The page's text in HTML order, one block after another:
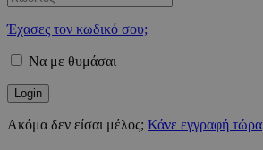
Έχασες τον κωδικό σου;
Να με θυμάσαι
Ακόμα δεν είσαι μέλος; Κάνε εγγραφή τώρα